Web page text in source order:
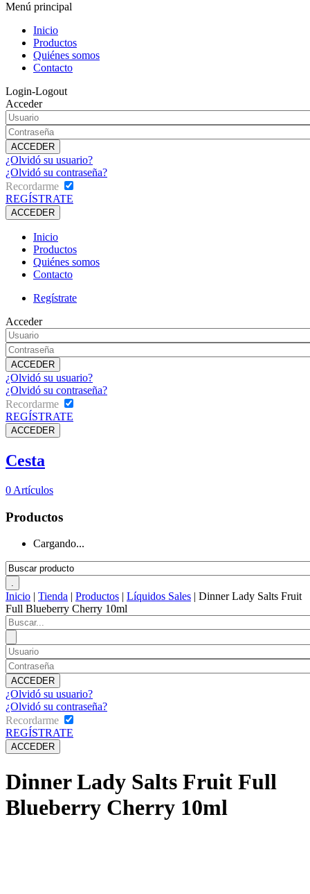
Menú principal
Inicio
Productos
Quiénes somos
Contacto
Login-Logout
Acceder
¿Olvidó su usuario?
¿Olvidó su contraseña?
Recordarme
REGÍSTRATE
Inicio
Productos
Quiénes somos
Contacto
Regístrate
Acceder
¿Olvidó su usuario?
¿Olvidó su contraseña?
Recordarme
REGÍSTRATE
Cesta
0 Artículos
Productos
Cargando...
Inicio | Tienda | Productos | Líquidos Sales | Dinner Lady Salts Fruit
Full Blueberry Cherry 10ml
¿Olvidó su usuario?
¿Olvidó su contraseña?
Recordarme
REGÍSTRATE
Dinner Lady Salts Fruit Full
Blueberry Cherry 10ml